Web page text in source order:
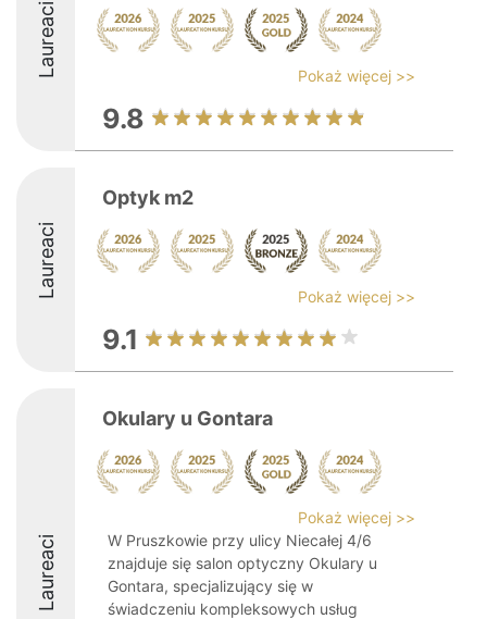
Laureaci Pokaż więcej >>
9.8
Laureaci
Optyk m2
Pokaż więcej >>
9.1
Laureaci
Okulary u Gontara
Pokaż więcej >>
W Pruszkowie przy ulicy Niecałej 4/6
znajduje się salon optyczny Okulary u
Gontara, specjalizujący się w
świadczeniu kompleksowych usług